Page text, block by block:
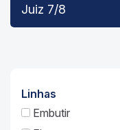
Juiz 7/8
Linhas
Embutir